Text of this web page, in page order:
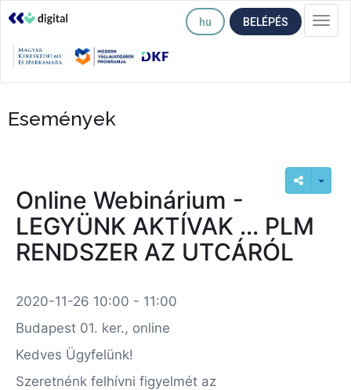
hu BELÉPÉS
Események
Online Webinárium -
LEGYÜNK AKTÍVAK ... PLM
RENDSZER AZ UTCÁRÓL
2020-11-26 10:00 - 11:00
Budapest 01. ker., online
Kedves Ügyfelünk!
Szeretnénk felhívni figyelmét az